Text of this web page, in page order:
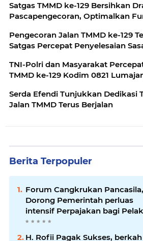
Satgas TMMD ke-129 Bersihkan
Pascapengecoran, Optimalkan
Pengecoran Jalan TMMD ke-129
Satgas Percepat Penyelesaian
TNI-Polri dan Masyarakat
TMMD ke-129 Kodim 0821
Serda Efendi Tunjukkan Dedikasi
Jalan TMMD Terus Berjalan
Berita Terpopuler
Forum Cangkrukan Pancasila,
Dorong Pemerintah perluas
intensif Perpajakan bagi
Usaha UMKM.
H. Rofii Pagak Sukses, berkah